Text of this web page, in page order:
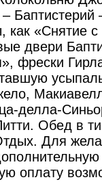
как «Снятие
двери
фрески
делла-
Обед в
Для
оплату